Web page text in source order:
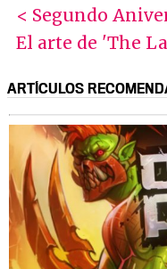
< Segundo
El arte de 'The
ARTÍCULOS